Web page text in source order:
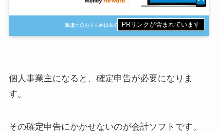
PRリンクが含まれています
個人事業主になると、確定申告が必要になりま
す。
その確定申告にかかせないのが会計ソフトです。